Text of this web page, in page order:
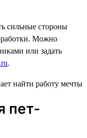
сильные стороны
Можно
или задать
.
пет-